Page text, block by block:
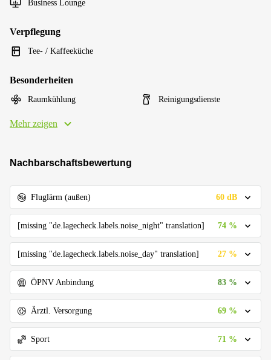
Business Lounge
Verpflegung
Tee- / Kaffeeküche
Besonderheiten
Raumkühlung Reinigungsdienste
Mehr zeigen
Nachbarschaftsbewertung
Fluglärm (außen) 60 dB
[missing "de.lagecheck.labels.noise_night" translation] 74 %
[missing "de.lagecheck.labels.noise_day" translation] 27 %
ÖPNV Anbindung 83 %
Ärztl. Versorgung 69 %
Sport 71 %